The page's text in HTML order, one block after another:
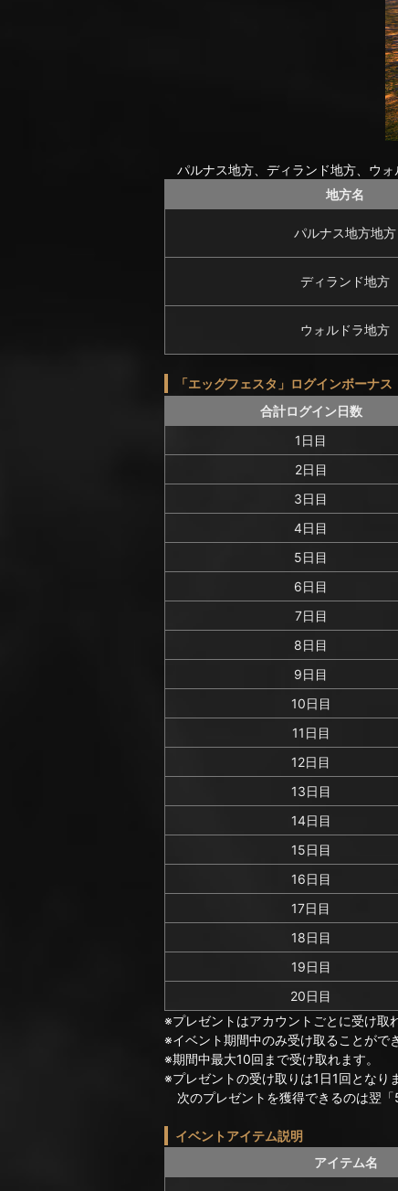
パルナス地方、ディランド地方、ウォ
地方名
パルナス地方地方
ディランド地方
ウォルドラ地方
「エッグフェスタ」ログインボーナス
合計ログイン日数
1日目
2日目
3日目
4日目
5日目
6日目
7日目
8日目
9日目
10日目
11日目
12日目
13日目
14日目
15日目
16日目
17日目
18日目
19日目
20日目
※プレゼントはアカウントごとに受け取
※イベント期間中のみ受け取ることがで
※期間中最大10回まで受け取れます。
※プレゼントの受け取りは1日1回となり
次のプレゼントを獲得できるのは翌「
イベントアイテム説明
アイテム名